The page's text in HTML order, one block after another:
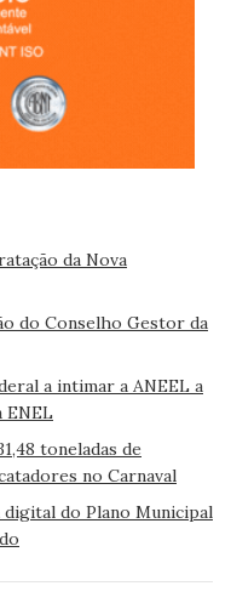
da Nova
do Conselho Gestor da
a intimar a ANEEL a
toneladas de
no Carnaval
do Plano Municipal